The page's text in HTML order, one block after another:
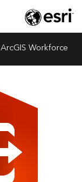
ArcGIS Workforce